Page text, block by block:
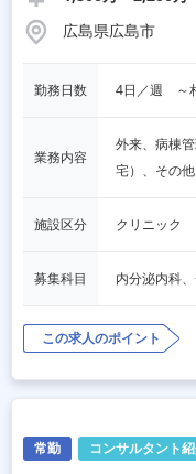
広島県広島市
勤務日数 4日／週　～
業務内容
外来、病棟
宅）、その他
施設区分 クリニック
募集科目
この求人のポイント
常勤 コンサルタント